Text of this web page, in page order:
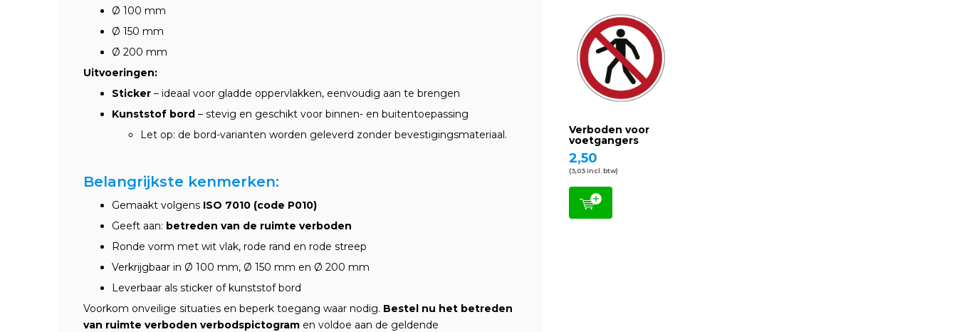
Ø 100 mm
Ø 150 mm
Ø 200 mm
Uitvoeringen:
Sticker – ideaal voor gladde oppervlakken, eenvoudig aan te brengen
Kunststof bord – stevig en geschikt voor binnen- en buitentoepassing
Let op: de bord-varianten worden geleverd zonder bevestigingsmateriaal.
Belangrijkste kenmerken:
Gemaakt volgens ISO 7010 (code P010)
Geeft aan: betreden van de ruimte verboden
Ronde vorm met wit vlak, rode rand en rode streep
Verkrijgbaar in Ø 100 mm, Ø 150 mm en Ø 200 mm
Leverbaar als sticker of kunststof bord
Voorkom onveilige situaties en beperk toegang waar nodig. Bestel nu het betreden
van ruimte verboden verbodspictogram en voldoe aan de geldende
Verboden voor
voetgangers
2,50
(3,03 Incl. btw)